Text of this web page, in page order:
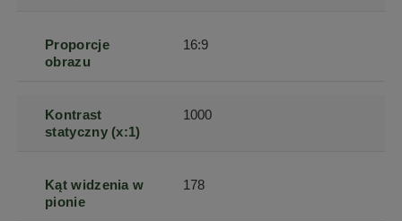
Proporcje
obrazu
16:9
Kontrast
statyczny (x:1)
1000
Kąt widzenia w
pionie
178